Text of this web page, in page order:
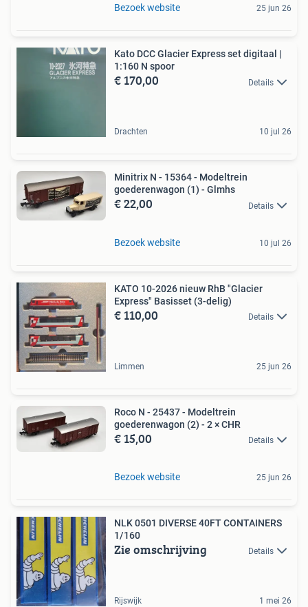
Bezoek website 25 jun 26
Kato DCC Glacier Express set digitaal |
1:160 N spoor
€ 170,00 Details
Drachten 10 jul 26
Minitrix N - 15364 - Modeltrein
goederenwagon (1) - Glmhs
€ 22,00 Details
Bezoek website 10 jul 26
KATO 10-2026 nieuw RhB "Glacier
Express" Basisset (3-delig)
€ 110,00 Details
Limmen 25 jun 26
Roco N - 25437 - Modeltrein
goederenwagon (2) - 2 × CHR
€ 15,00 Details
Bezoek website 25 jun 26
NLK 0501 DIVERSE 40FT CONTAINERS
1/160
Zie omschrijving Details
Rijswijk 1 mei 26